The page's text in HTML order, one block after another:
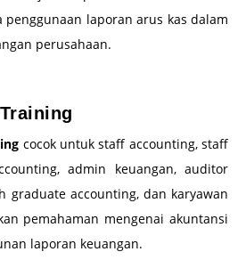
penggunaan laporan arus kas dalam
perusahaan.
cocok untuk staff accounting, staff
admin keuangan, auditor
graduate accounting, dan karyawan
pemahaman mengenai akuntansi
laporan keuangan.